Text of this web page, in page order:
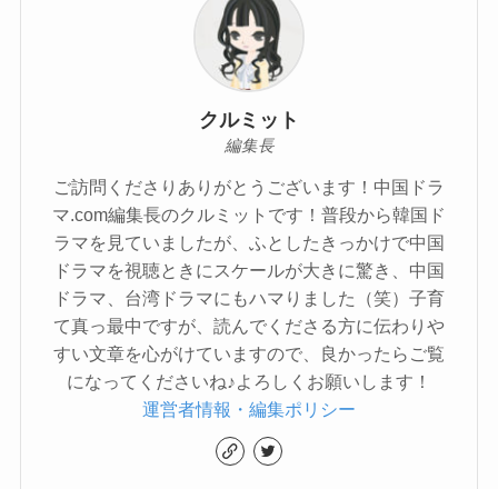
クルミット
編集長
ご訪問くださりありがとうございます！中国ドラ
マ.com編集長のクルミットです！普段から韓国ド
ラマを見ていましたが、ふとしたきっかけで中国
ドラマを視聴ときにスケールが大きに驚き、中国
ドラマ、台湾ドラマにもハマりました（笑）子育
て真っ最中ですが、読んでくださる方に伝わりや
すい文章を心がけていますので、良かったらご覧
になってくださいね♪よろしくお願いします！
運営者情報・編集ポリシー